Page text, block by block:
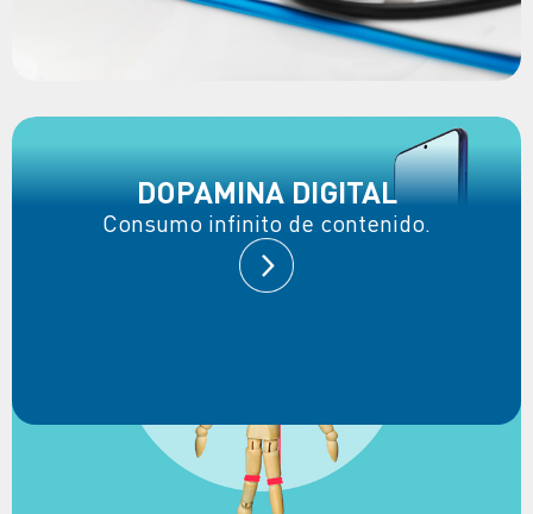
DOPAMINA DIGITAL
Consumo infinito de contenido.